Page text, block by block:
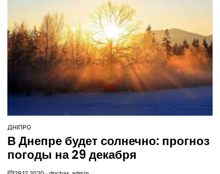
ОПУБЛІКУВАТИ
У
ДНІПРО
В Днепре будет солнечно: прогноз
погоды на 29 декабря